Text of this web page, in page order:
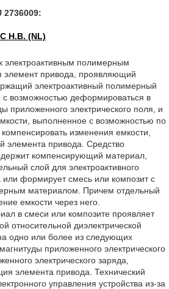
2736009:
Н.В. (NL)
электроактивным полимерным
элемент привода, проявляющий
электроактивный полимерный
возможностью деформироваться в
приложенного электрического поля, и
выполненное с возможностью по
изменения емкости,
элемента привода. Средство
компенсирующий материал,
слой для электроактивного
формирует смесь или композит с
материалом. Причем отдельный
емкости через него.
в смеси или композите проявляет
относительной диэлектрической
одно или более из следующих
приложенного электрического
электрического заряда,
элемента привода. Технический
управления устройства из-за